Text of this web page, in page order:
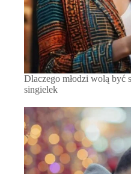
Dlaczego młodzi wolą być
singielek